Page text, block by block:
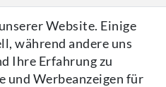
Website. Einige
während andere uns
Ihre Erfahrung zu
und Werbeanzeigen für